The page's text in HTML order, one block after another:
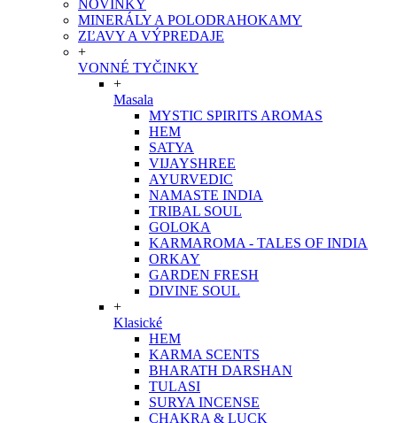
NOVINKY
MINERÁLY A POLODRAHOKAMY
ZĽAVY A VÝPREDAJE
+
VONNÉ TYČINKY
+
Masala
MYSTIC SPIRITS AROMAS
HEM
SATYA
VIJAYSHREE
AYURVEDIC
NAMASTE INDIA
TRIBAL SOUL
GOLOKA
KARMAROMA - TALES OF INDIA
ORKAY
GARDEN FRESH
DIVINE SOUL
+
Klasické
HEM
KARMA SCENTS
BHARATH DARSHAN
TULASI
SURYA INCENSE
CHAKRA & LUCK